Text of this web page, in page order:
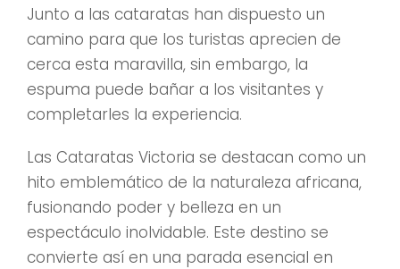
Junto a las cataratas han dispuesto un
camino para que los turistas aprecien de
cerca esta maravilla, sin embargo, la
espuma puede bañar a los visitantes y
completarles la experiencia.
Las Cataratas Victoria se destacan como un
hito emblemático de la naturaleza africana,
fusionando poder y belleza en un
espectáculo inolvidable. Este destino se
convierte así en una parada esencial en